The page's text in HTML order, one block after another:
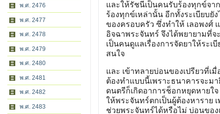
พ.ศ. 2476
พ.ศ. 2477
พ.ศ. 2478
พ.ศ. 2479
พ.ศ. 2480
พ.ศ. 2481
พ.ศ. 2482
พ.ศ. 2483
และให้รัชนีเป็นคนรับร้องทุกข์จา
ร้องทุกข์เหล่านั้น อีกทั้งระเบียบ
ของครอบครัว ซึ่งทำให้ เลอพงศ์
อิจฉาพระจันทร์ จึงได้พยายามที่จ
เป็นคนดูแลเรื่องการจัดยาให้ระ
สนใจ
และ เข้าทลายบ่อนของเปรียวที่เ
ต้องทำแบบนี้เพราะธนาคารจะม
ดนตรีก็เกิดอาการช็อกหยุดหายใ
ให้พระจันทร์ตกเป็นผู้ต้องหาราย
ช่วยพระจันทร์ได้หรือไม่ บ่อนของ